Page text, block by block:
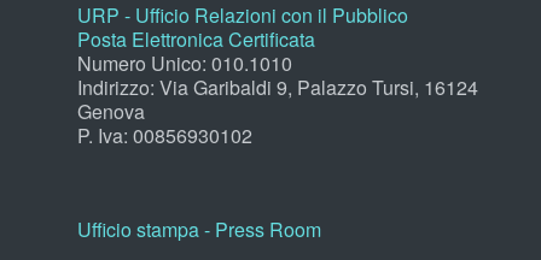
URP - Ufficio Relazioni con il Pubblico
Posta Elettronica Certificata
Numero Unico: 010.1010
Indirizzo: Via Garibaldi 9, Palazzo Tursi, 16124
Genova
P. Iva: 00856930102
Ufficio stampa - Press Room